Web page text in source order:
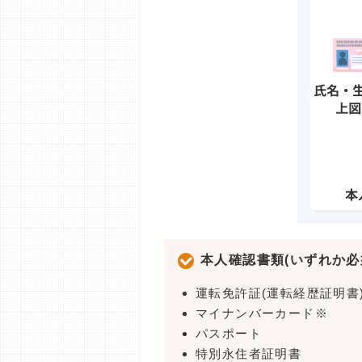
本人確認書類(いずれか
運転免許証(運転経歴証明
マイナンバーカード※
パスポート
特別永住者証明書